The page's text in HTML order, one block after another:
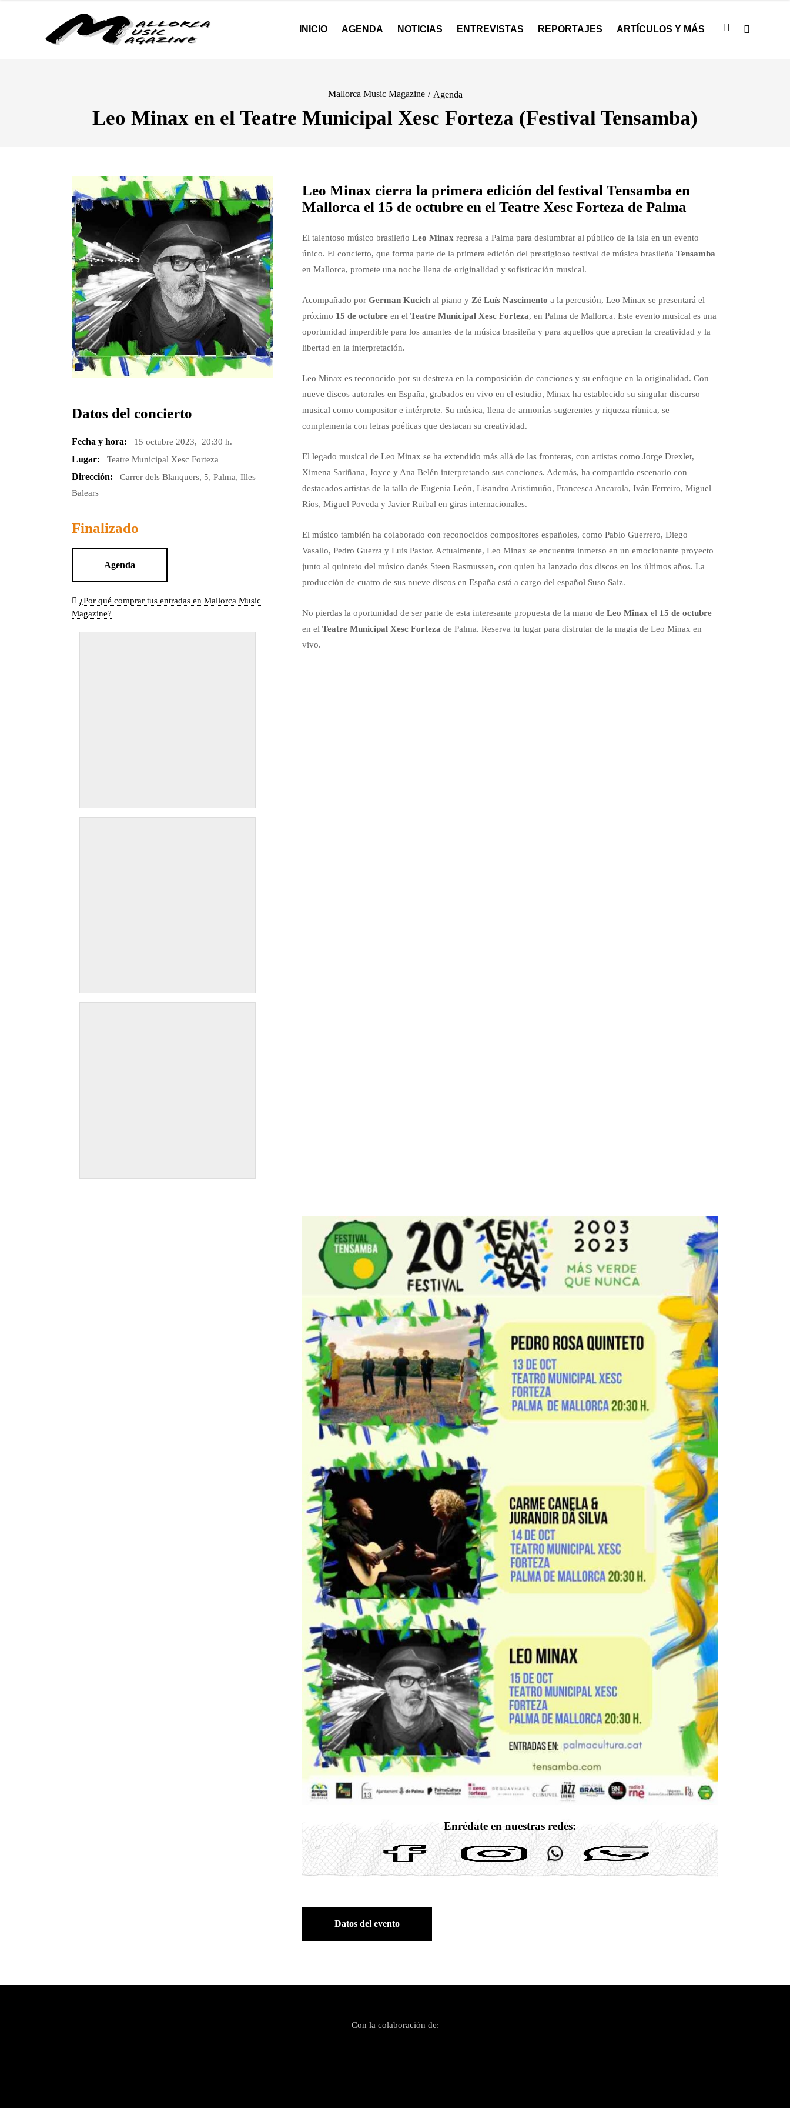
INICIO AGENDA NOTICIAS ENTREVISTAS REPORTAJES ARTÍCULOS Y MÁS
Mallorca Music Magazine / Agenda
Leo Minax en el Teatre Municipal Xesc Forteza (Festival Tensamba)
Datos del concierto
Fecha y hora: 15 octubre 2023, 20:30 h.
Lugar: Teatre Municipal Xesc Forteza
Dirección:
Carrer dels Blanquers, 5, Palma, Illes
Balears
Finalizado
Agenda
¿Por qué comprar tus entradas en Mallorca Music
Magazine?
Leo Minax cierra la primera edición del festival Tensamba en
Mallorca el 15 de octubre en el Teatre Xesc Forteza de Palma
El talentoso músico brasileño Leo Minax regresa a Palma para deslumbrar al público de la isla en un evento
único. El concierto, que forma parte de la primera edición del prestigioso festival de música brasileña Tensamba
en Mallorca, promete una noche llena de originalidad y sofisticación musical.
Acompañado por German Kucichal piano y Zé Luís Nascimento a la percusión, Leo Minax se presentará el
próximo 15 de octubreen el Teatre Municipal Xesc Forteza, en Palma de Mallorca. Este evento musical es una
oportunidad imperdible para los amantes de la música brasileña y para aquellos que aprecian la creatividad y la
libertad en la interpretación.
Leo Minax es reconocido por su destreza en la composición de canciones y su enfoque en la originalidad. Con
nueve discos autorales en España, grabados en vivo en el estudio, Minax ha establecido su singular discurso
musical como compositor e intérprete. Su música, llena de armonías sugerentes y riqueza rítmica, se
complementa con letras poéticas que destacan su creatividad.
El legado musical de Leo Minax se ha extendido más allá de las fronteras, con artistas como Jorge Drexler,
Ximena Sariñana, Joyce y Ana Belén interpretando sus canciones. Además, ha compartido escenario con
destacados artistas de la talla de Eugenia León, Lisandro Aristimuño, Francesca Ancarola, Iván Ferreiro, Miguel
Ríos, Miguel Poveda y Javier Ruibal en giras internacionales.
El músico también ha colaborado con reconocidos compositores españoles, como Pablo Guerrero, Diego
Vasallo, Pedro Guerra y Luis Pastor. Actualmente, Leo Minax se encuentra inmerso en un emocionante proyecto
junto al quinteto del músico danés Steen Rasmussen, con quien ha lanzado dos discos en los últimos años. La
producción de cuatro de sus nueve discos en España está a cargo del español Suso Saiz.
No pierdas la oportunidad de ser parte de esta interesante propuesta de la mano de Leo Minax el 15 de octubre
en el Teatre Municipal Xesc Forteza de Palma. Reserva tu lugar para disfrutar de la magia de Leo Minax en
vivo.
Enrédate en nuestras redes:
Datos del evento
Con la colaboración de: